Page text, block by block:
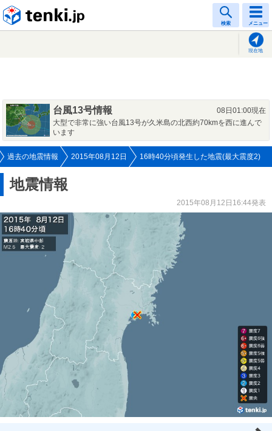
検索 メニュー
現在地
台風13号情報
08日01:00現在
大型で非常に強い台風13号が久米島の北西約70kmを西に進んで
います
過去の地震情報 2015年08月12日 16時40分頃発生した地震(最大震度2)
地震情報
2015年08月12日16:44発表